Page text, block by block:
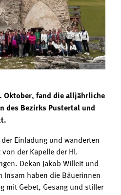
Oktober, fand die alljährliche
des Bezirks Pustertal und
Einladung und wanderten
der Kapelle der Hl.
Dekan Jakob Willeit und
Insam haben die Bäuerinnen
mit Gebet, Gesang und stiller